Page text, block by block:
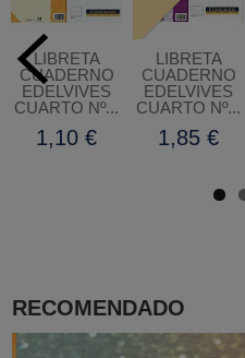
RECOMENDADO
LIBRETA
CUADERNO
EDELVIVES
CUARTO Nº...
1,10 €
LIBRETA
CUADERNO
EDELVIVES
CUARTO Nº...
1,85 €